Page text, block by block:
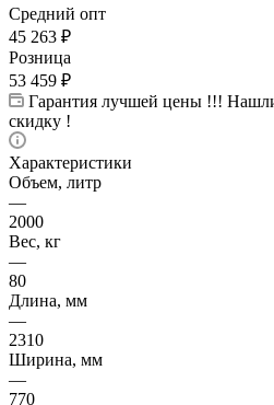
Средний опт
45 263 ₽
Розница
53 459 ₽
Гарантия лучшей цены !!!
скидку !
Характеристики
Объем, литр
—
2000
Вес, кг
—
80
Длина, мм
—
2310
Ширина, мм
—
770